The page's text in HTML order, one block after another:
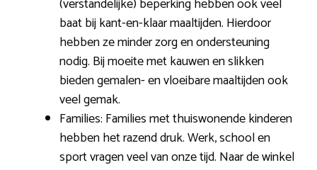
baat bij kant-en-klaar maaltijden. Hierdoor
hebben ze minder zorg en ondersteuning
nodig. Bij moeite met kauwen en slikken
bieden gemalen- en vloeibare maaltijden ook
veel gemak.
Families: Families met thuiswonende kinderen
hebben het razend druk. Werk, school en
sport vragen veel van onze tijd. Naar de winkel